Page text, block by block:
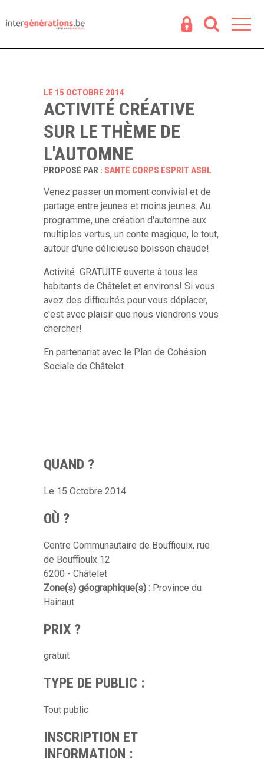
LE 15 OCTOBRE 2014
ACTIVITÉ CRÉATIVE
SUR LE THÈME DE
L'AUTOMNE
PROPOSÉ PAR : SANTÉ CORPS ESPRIT ASBL
Venez passer un moment convivial et de
partage entre jeunes et moins jeunes. Au
programme, une création d'automne aux
multiples vertus, un conte magique, le tout,
autour d'une délicieuse boisson chaude!
Activité GRATUITE ouverte à tous les
habitants de Châtelet et environs! Si vous
avez des difficultés pour vous déplacer,
c'est avec plaisir que nous viendrons vous
chercher!
En partenariat avec le Plan de Cohésion
Sociale de Châtelet
QUAND ?
Le 15 Octobre 2014
OÙ ?
Centre Communautaire de Bouffioulx, rue
de Bouffioulx 12
6200 - Châtelet
Zone(s) géographique(s) : Province du
Hainaut.
PRIX ?
gratuit
TYPE DE PUBLIC :
Tout public
INSCRIPTION ET
INFORMATION :